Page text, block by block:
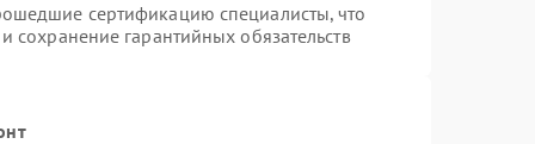
сертификацию специалисты, что
сохранение гарантийных обязательств